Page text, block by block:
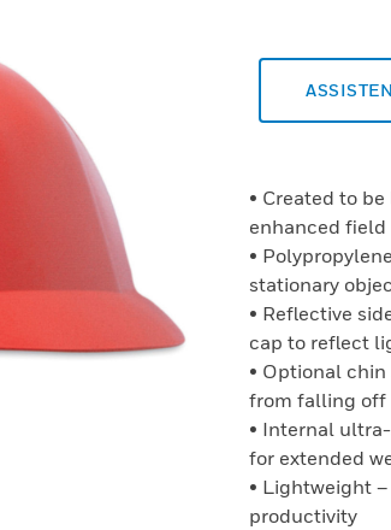
• Created to
enhanced field
•
stationary
• Reflective
cap to reflect
• Optional
from falling off
• Internal
for extended
• Lightweight
productivity